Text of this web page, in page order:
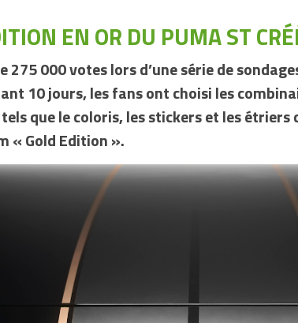
EN OR DU PUMA ST
275 000 votes lors d’une série de
10 jours, les fans ont choisi les
que le coloris, les stickers et les
« Gold Edition ».